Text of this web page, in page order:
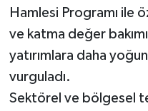
Hamlesi Programı ile
ve katma değer
yatırımlara daha
vurguladı.
Sektörel ve bölgesel